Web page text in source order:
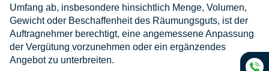
Umfang ab, insbesondere hinsichtlich Menge, Volumen,
Gewicht oder Beschaffenheit des Räumungsguts, ist der
Auftragnehmer berechtigt, eine angemessene Anpassung
der Vergütung vorzunehmen oder ein ergänzendes
Angebot zu unterbreiten.